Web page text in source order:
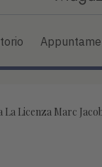
Licenza Marc